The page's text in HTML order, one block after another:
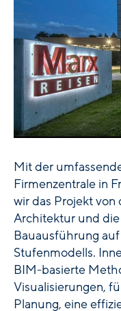
Mit der
Firmenzentrale in
wir das Projekt
Architektur und
Bauausführung
Stufenmodells.
BIM-basierte
Visualisierungen,
Planung, eine